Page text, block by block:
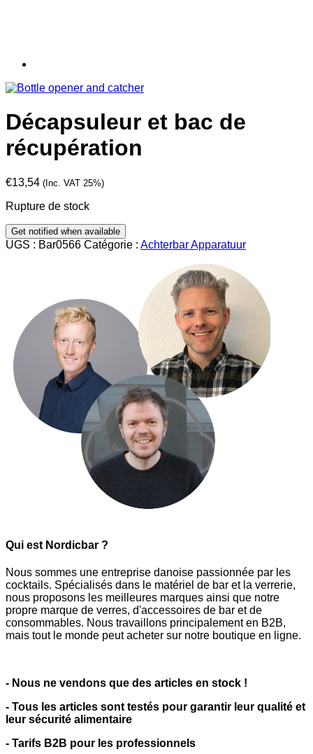
Décapsuleur et bac de
récupération
€13,54 (Inc. VAT 25%)
Rupture de stock
UGS : Bar0566 Catégorie : Achterbar Apparatuur
Qui est Nordicbar ?
Nous sommes une entreprise danoise passionnée par les
cocktails. Spécialisés dans le matériel de bar et la verrerie,
nous proposons les meilleures marques ainsi que notre
propre marque de verres, d'accessoires de bar et de
consommables. Nous travaillons principalement en B2B,
mais tout le monde peut acheter sur notre boutique en ligne.
- Nous ne vendons que des articles en stock !
- Tous les articles sont testés pour garantir leur qualité et
leur sécurité alimentaire
- Tarifs B2B pour les professionnels